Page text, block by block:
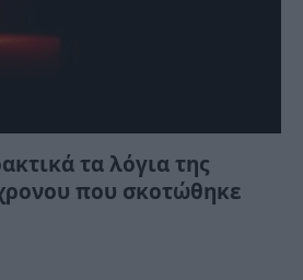
τα λόγια της
που σκοτώθηκε